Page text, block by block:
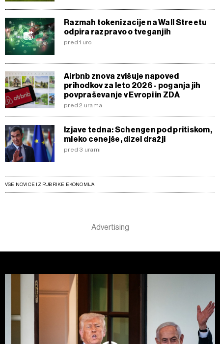
Razmah tokenizacije na Wall Streetu
odpira razpravo o tveganjih
pred 1 uro
Airbnb znova zvišuje napoved
prihodkov za leto 2026 - poganja jih
povpraševanje v Evropi in ZDA
pred 2 urama
Izjave tedna: Schengen pod pritiskom,
mleko cenejše, dizel dražji
pred 3 urami
VSE NOVICE IZ RUBRIKE EKONOMIJA